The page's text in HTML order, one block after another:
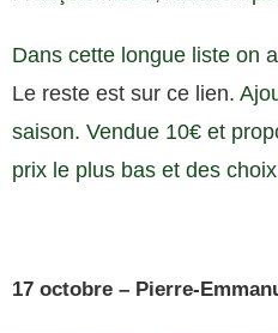
Dans cette longue liste on
Le reste est sur ce lien.
saison. Vendue 10€ et
prix le plus bas et des
17 octobre – Pierre-